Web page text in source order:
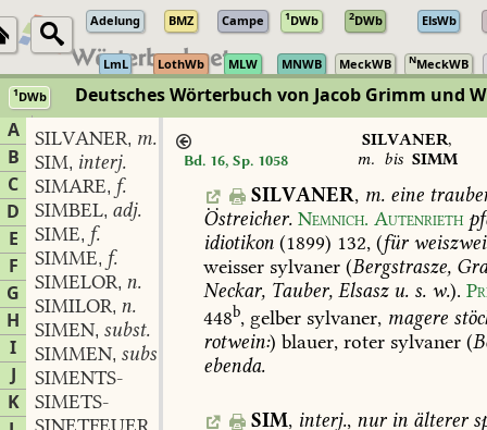
Adelung BMZ Campe 1DWb 2DWb ElsWb
LmL LothWb MLW MNWB MeckWB NMeckWB
1DWb Deutsches Wörterbuch von Jacob Grimm und
A
B
C
D
E
F
G
H
I
J
K
SILVANER, m.
SIM, interj.
SIMARE, f.
SIMBEL, adj.
SIME, f.
SIMME, f.
SIMELOR, n.
SIMILOR, n.
SIMEN, subst.
SIMMEN, subst.
SIMENTS-
SIMETS-
Bd. 16, Sp. 1058
SILVANER,
m. bis SIMM
SILVANER, m. eine
Östreicher. Nemnich. Autenrieth
idiotikon (1899) 132, (für
weisser sylvaner (Bergstrasze,
Neckar, Tauber, Elsaszu. s. w.).
448b, gelber sylvaner, magere
rotwein:) blauer, roter sylvaner (
ebenda.
SIM, interj., nurinälterer